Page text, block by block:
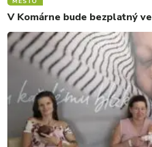
V Komárne bude bezplatný